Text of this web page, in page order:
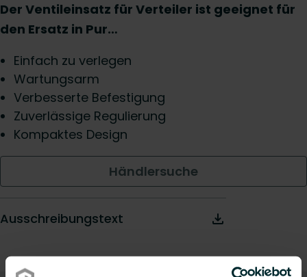
Der Ventileinsatz für Verteiler ist geeignet für
den Ersatz in Pur…
Einfach zu verlegen
Wartungsarm
Verbesserte Befestigung
Zuverlässige Regulierung
Kompaktes Design
Händlersuche
Ausschreibungstext